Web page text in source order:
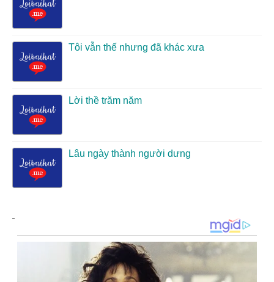
Tôi vẫn thế nhưng đã khác xưa
Lời thề trăm năm
Lâu ngày thành người dưng